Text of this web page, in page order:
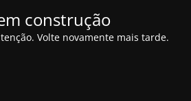
construção
Volte novamente mais tarde.